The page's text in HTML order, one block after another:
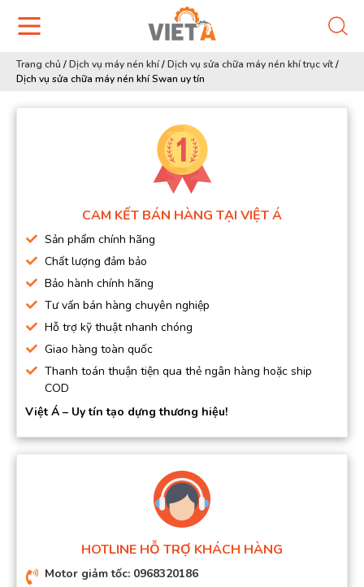
Trang chủ /Dịch vụ máy nén khí/Dịch vụ sửa chữa máy nén khí trục vít/
Dịch vụ sửa chữa máy nén khí Swan uy tín
CAM KẾT BÁN HÀNG TẠI VIỆT Á
Sản phẩm chính hãng
Chất lượng đảm bảo
Bảo hành chính hãng
Tư vấn bán hàng chuyên nghiệp
Hỗ trợ kỹ thuật nhanh chóng
Giao hàng toàn quốc
Thanh toán thuận tiện qua thẻ ngân hàng hoặc ship
COD
Việt Á – Uy tín tạo dựng thương hiệu!
HOTLINE HỖ TRỢ KHÁCH HÀNG
Motor giảm tốc: 0968320186